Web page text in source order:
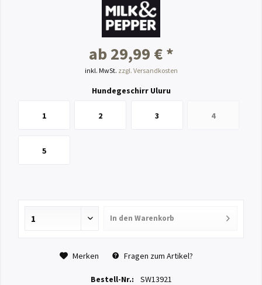
ab 29,99 € *
inkl. MwSt. zzgl. Versandkosten
Hundegeschirr Uluru
1 2 3 4
5
In den Warenkorb
Merken Fragen zum Artikel?
Bestell-Nr.: SW13921